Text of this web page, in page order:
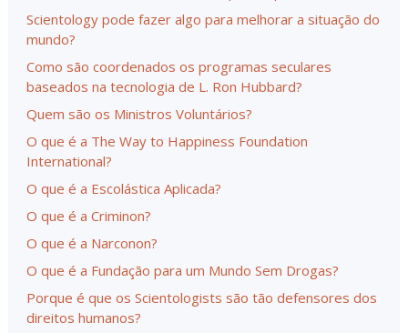
Scientology pode fazer algo para melhorar a situação do
mundo?
Como são coordenados os programas seculares
baseados na tecnologia de L. Ron Hubbard?
Quem são os Ministros Voluntários?
O que é a The Way to Happiness Foundation
International?
O que é a Escolástica Aplicada?
O que é a Criminon?
O que é a Narconon?
O que é a Fundação para um Mundo Sem Drogas?
Porque é que os Scientologists são tão defensores dos
direitos humanos?